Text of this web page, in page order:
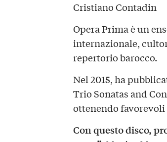
Cristiano Contadin
Opera Prima è un
internazionale,
repertorio barocco.
Nel 2015, ha
Trio Sonatas and
ottenendo
Con questo disco,